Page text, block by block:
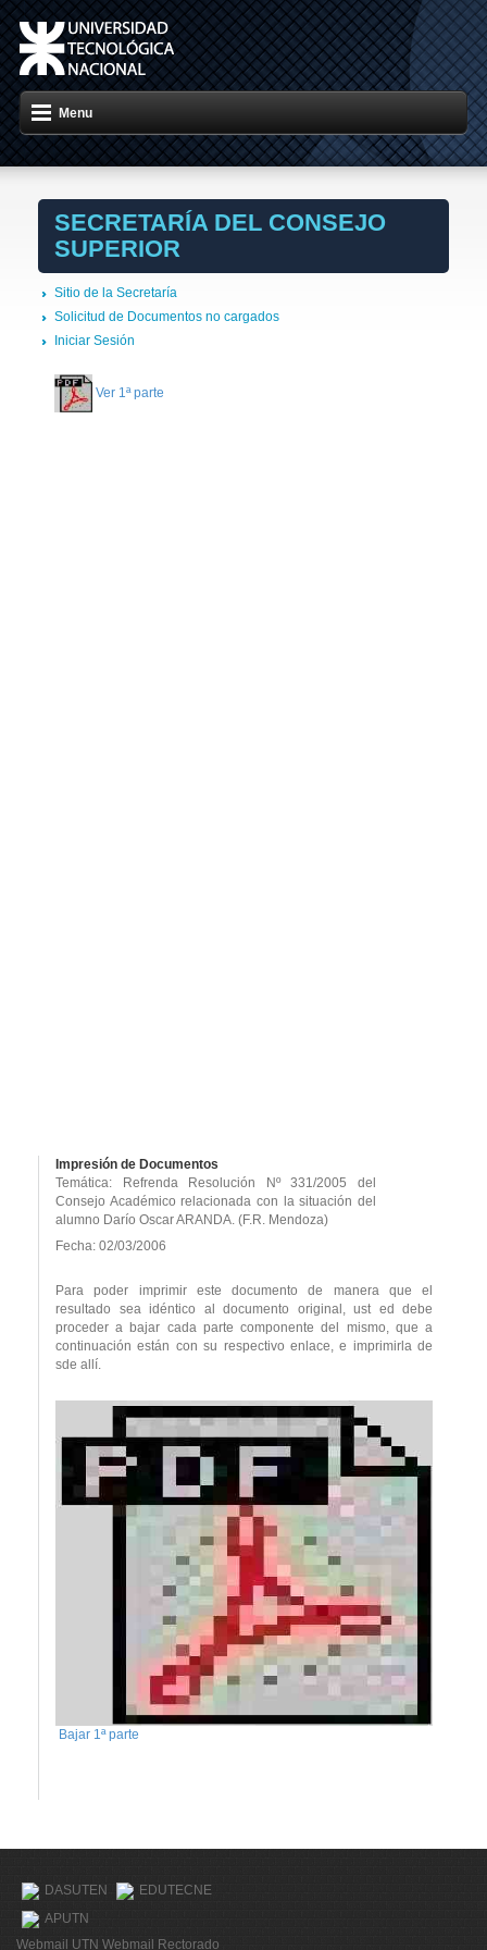
Menu
SECRETARÍA DEL CONSEJO
SUPERIOR
Sitio de la Secretaría
Solicitud de Documentos no cargados
Iniciar Sesión
Ver 1ª parte
Impresión de Documentos
Temática: Refrenda Resolución Nº 331/2005 del
Consejo Académico relacionada con la situación del
alumno Darío Oscar ARANDA. (F.R. Mendoza)
Fecha: 02/03/2006
Para poder imprimir este documento de manera que el
resultado sea idéntico al documento original, ust ed debe
proceder a bajar cada parte componente del mismo, que a
continuación están con su respectivo enlace, e imprimirla de
sde allí.
Bajar 1ª parte
DASUTEN
EDUTECNE
APUTN
Webmail UTN Webmail Rectorado